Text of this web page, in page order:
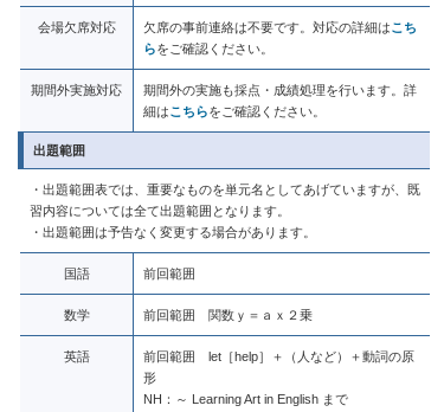
会場欠席対応 欠席の事前連絡は不要です。対応の詳細はこち
らをご確認ください。
期間外実施対応
期間外の実施も採点・成績処理を行います。詳
細はこちらをご確認ください。
出題範囲
・出題範囲表では、重要なものを単元名としてあげていますが、既
習内容については全て出題範囲となります。
・出題範囲は予告なく変更する場合があります。
国語 前回範囲
数学 前回範囲 関数ｙ＝ａｘ２乗
英語
前回範囲 let［help］＋（人など）＋動詞の原
形
NH：～ Learning Art in English まで